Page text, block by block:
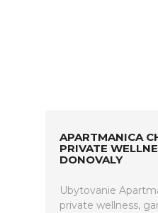
APARTMANICA
PRIVATE
DONOVALY
Ubytovanie
private wellness,